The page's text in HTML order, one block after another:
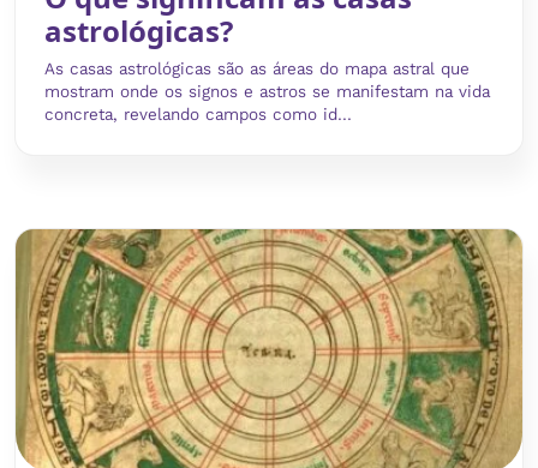
astrológicas?
As casas astrológicas são as áreas do mapa astral que
mostram onde os signos e astros se manifestam na vida
concreta, revelando campos como id...